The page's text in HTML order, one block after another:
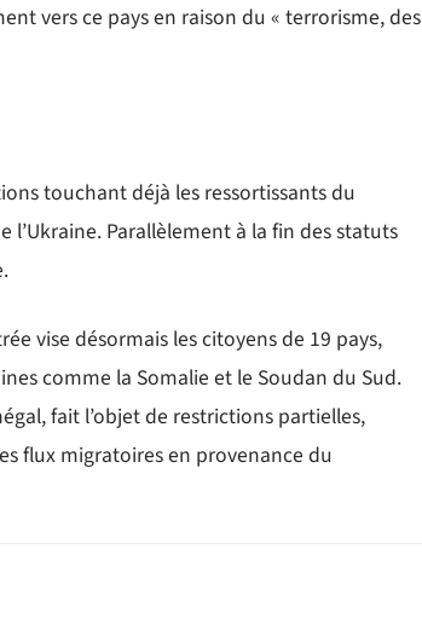
vers ce pays en raison du « terrorisme, des
touchant déjà les ressortissants du
l’Ukraine. Parallèlement à la fin des statuts
vise désormais les citoyens de 19 pays,
comme la Somalie et le Soudan du Sud.
fait l’objet de restrictions partielles,
flux migratoires en provenance du